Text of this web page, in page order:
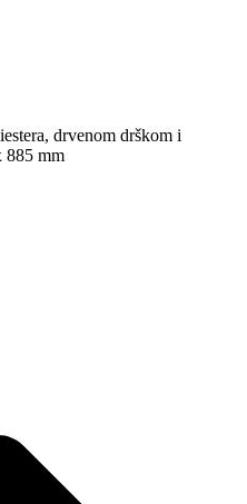
drvenom drškom i
885 mm